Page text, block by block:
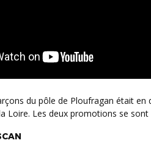
Loire. Les deux promotions se sont